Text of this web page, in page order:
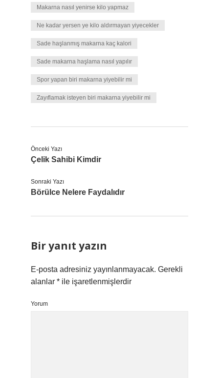
Makarna nasıl yenirse kilo yapmaz
Ne kadar yersen ye kilo aldırmayan yiyecekler
Sade haşlanmış makarna kaç kalori
Sade makarna haşlama nasıl yapılır
Spor yapan biri makarna yiyebilir mi
Zayıflamak isteyen biri makarna yiyebilir mi
Önceki Yazı
Çelik Sahibi Kimdir
Sonraki Yazı
Börülce Nelere Faydalıdır
Bir yanıt yazın
E-posta adresiniz yayınlanmayacak. Gerekli
alanlar * ile işaretlenmişlerdir
Yorum